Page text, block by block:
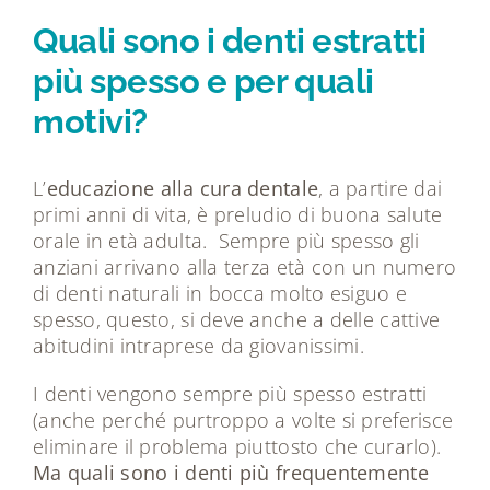
Dicono di noi
Contatti
Quali sono i denti estratti
più spesso e per quali
motivi?
L’educazione alla cura dentale, a partire dai
primi anni di vita, è preludio di buona salute
orale in età adulta. Sempre più spesso gli
anziani arrivano alla terza età con un numero
di denti naturali in bocca molto esiguo e
spesso, questo, si deve anche a delle cattive
abitudini intraprese da giovanissimi.
I denti vengono sempre più spesso estratti
(anche perché purtroppo a volte si preferisce
eliminare il problema piuttosto che curarlo).
Ma quali sono i denti più frequentemente